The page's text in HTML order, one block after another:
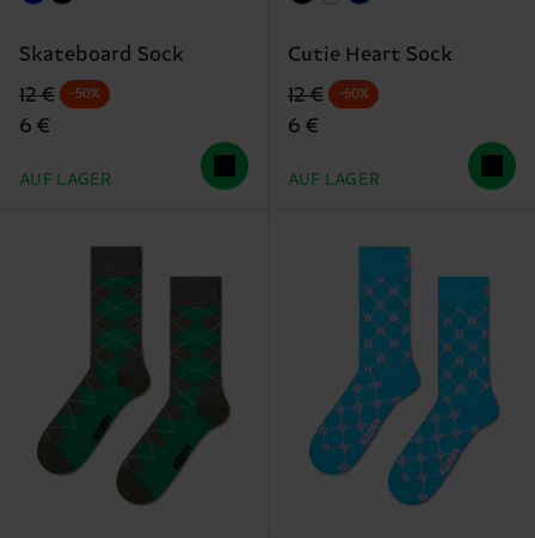
Skateboard Sock
Originalpreis
12 €
Reduzierter Preis
6 €
-50%
AUF LAGER
Cutie Heart Sock
Originalpreis
12 €
Reduzierter Preis
6 €
-50%
AUF LAGER